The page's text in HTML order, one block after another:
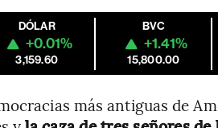
DÓLAR
+0.01%
3,159.60
BVC
+1.41%
15,800.00
más antiguas de